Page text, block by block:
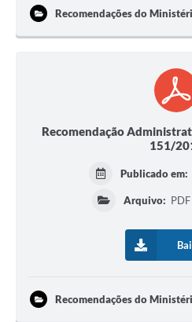
Recomendações do
Recomendação
151/
Publicado em:
Arquivo:
Recomendações do